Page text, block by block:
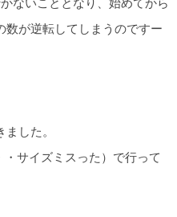
ないこととなり、始めてから
数が逆転してしまうのですー
した。
サイズミスった）で行って